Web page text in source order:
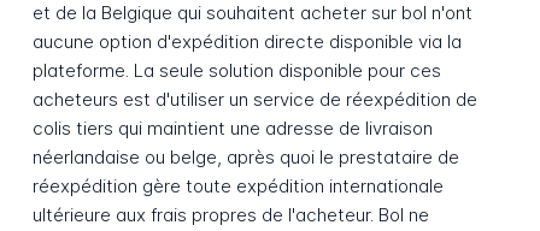
et de la Belgique qui souhaitent acheter sur bol n'ont
aucune option d'expédition directe disponible via la
plateforme. La seule solution disponible pour ces
acheteurs est d'utiliser un service de réexpédition de
colis tiers qui maintient une adresse de livraison
néerlandaise ou belge, après quoi le prestataire de
réexpédition gère toute expédition internationale
ultérieure aux frais propres de l'acheteur. Bol ne